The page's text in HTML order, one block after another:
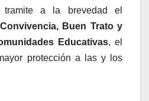
tramite a la brevedad el
Buen Trato y
Educativas, el
protección a las y los